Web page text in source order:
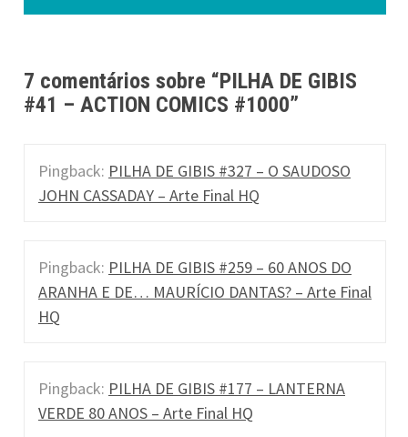
s
n
n
7 comentários sobre “PILHA DE GIBIS
#41 – ACTION COMICS #1000”
Pingback: PILHA DE GIBIS #327 – O SAUDOSO
JOHN CASSADAY – Arte Final HQ
Pingback: PILHA DE GIBIS #259 – 60 ANOS DO
ARANHA E DE… MAURÍCIO DANTAS? – Arte Final
HQ
Pingback: PILHA DE GIBIS #177 – LANTERNA
VERDE 80 ANOS – Arte Final HQ